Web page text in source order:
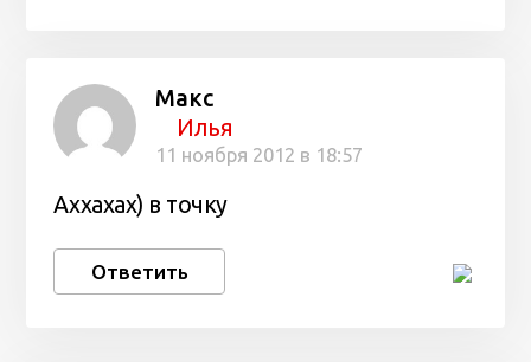
Макс
Илья
11 ноября 2012 в 18:57
Аххахах) в точку
Ответить